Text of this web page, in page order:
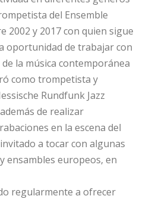
del Ensemble
2002 y 2017 con quien sigue
oportunidad de trabajar con
la música contemporánea
como trompetista y
Rundfunk Jazz
de realizar
en la escena del
a tocar con algunas
ensambles europeos, en
regularmente a ofrecer